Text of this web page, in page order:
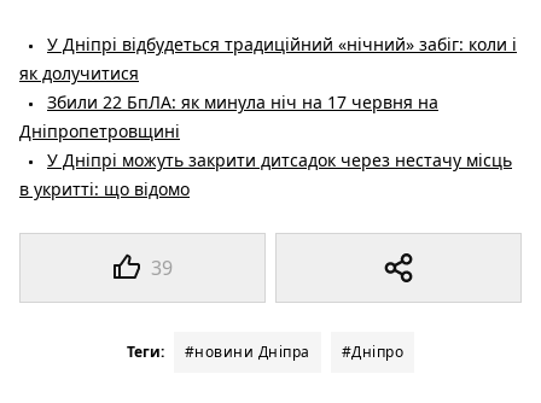
39
У Дніпрі відбудеться традиційний «нічний» забіг: коли і
як долучитися
Збили 22 БпЛА: як минула ніч на 17 червня на
Дніпропетровщині
У Дніпрі можуть закрити дитсадок через нестачу місць
в укритті: що відомо
Теги: #новини Дніпра #Дніпро